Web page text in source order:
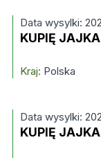
Data wysylki:
KUPIĘ JAJKA
Kraj: Polska
Data wysylki:
KUPIĘ JAJKA